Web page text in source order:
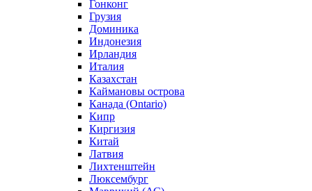
Гонконг
Грузия
Доминика
Индонезия
Ирландия
Италия
Казахстан
Каймановы острова
Канада (Ontario)
Кипр
Киргизия
Китай
Латвия
Лихтенштейн
Люксембург